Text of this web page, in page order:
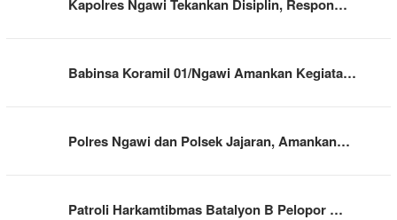
Kapolres Ngawi Tekankan Disiplin, Respon…
Babinsa Koramil 01/Ngawi Amankan Kegiata…
Polres Ngawi dan Polsek Jajaran, Amankan…
Patroli Harkamtibmas Batalyon B Pelopor …